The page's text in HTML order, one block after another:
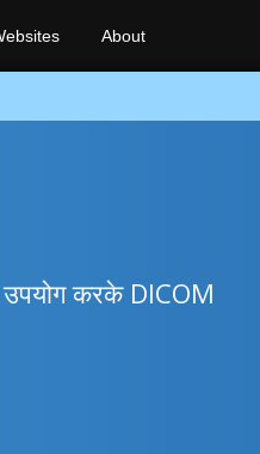
About
उपयोग करके DICOM